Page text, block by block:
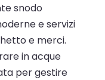
snodo
e servizi
e merci.
in acque
per gestire